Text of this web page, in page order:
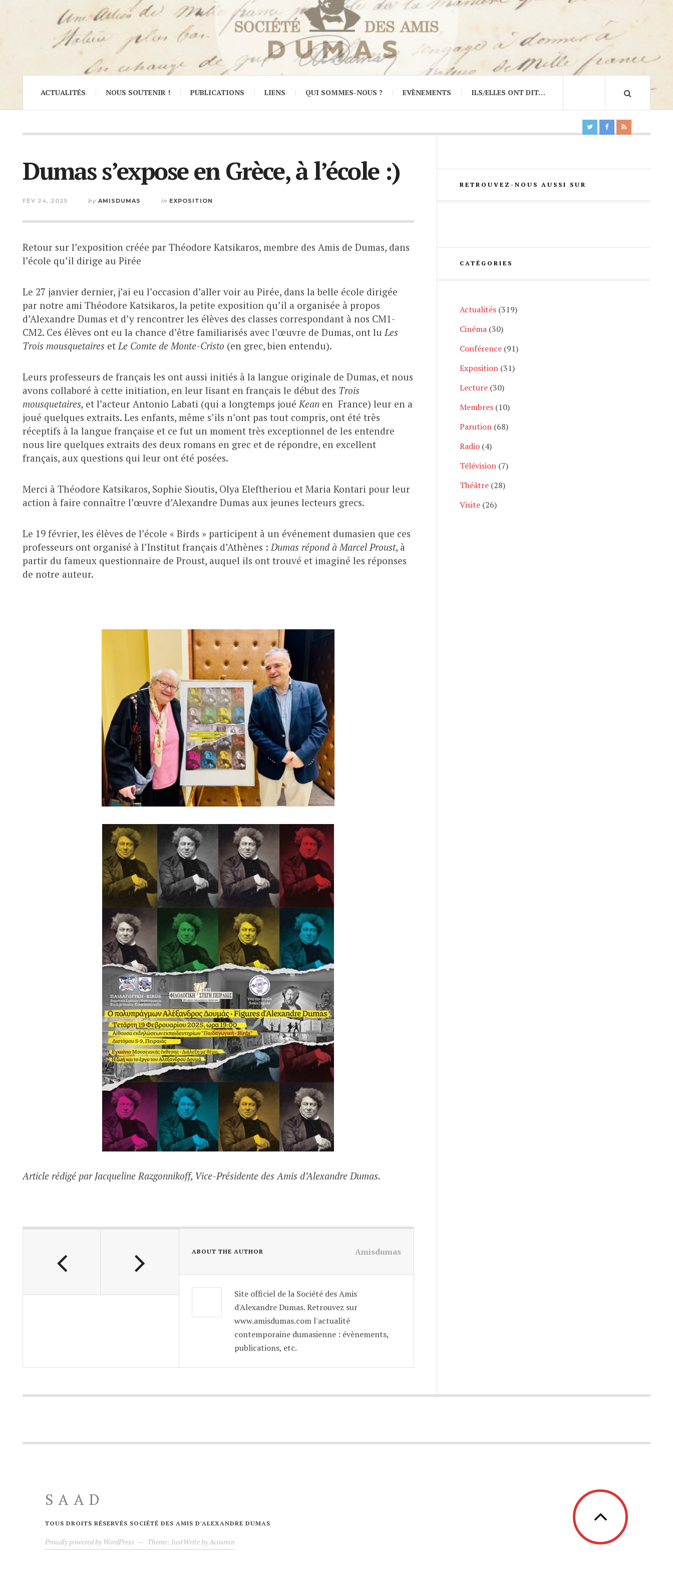
ACTUALITÉS NOUS SOUTENIR ! PUBLICATIONS LIENS QUI SOMMES-NOUS ? EVÈNEMENTS ILS/ELLES ONT DIT…
Dumas s’expose en Grèce, à l’école :)
FÉV 24, 2025 by AMISDUMAS in EXPOSITION
Retour sur l’exposition créée par Théodore Katsikaros, membre des Amis de Dumas, dans
l’école qu’il dirige au Pirée
Le 27 janvier dernier, j’ai eu l’occasion d’aller voir au Pirée, dans la belle école dirigée
par notre ami Théodore Katsikaros, la petite exposition qu’il a organisée à propos
d’Alexandre Dumas et d’y rencontrer les élèves des classes correspondant à nos CM1-
CM2. Ces élèves ont eu la chance d’être familiarisés avec l’œuvre de Dumas, ont luLes
Trois mousquetaires etLe Comte de Monte-Cristo (en grec, bien entendu).
Leurs professeurs de français les ont aussi initiés à la langue originale de Dumas, et nous
avons collaboré à cette initiation, en leur lisant en français le début des Trois
mousquetaires, et l’acteur Antonio Labati (qui a longtemps jouéKean en France) leur en a
joué quelques extraits. Les enfants, même s’ils n’ont pas tout compris, ont été très
réceptifs à la langue française et ce fut un moment très exceptionnel de les entendre
nous lire quelques extraits des deux romans en grec et de répondre, en excellent
français, aux questions qui leur ont été posées.
Merci à Théodore Katsikaros, Sophie Sioutis, Olya Eleftheriou et Maria Kontari pour leur
action à faire connaître l’œuvre d’Alexandre Dumas aux jeunes lecteurs grecs.
Le 19 février, les élèves de l’école « Birds » participent à un événement dumasien que ces
professeurs ont organisé à l’Institut français d’Athènes :Dumas répond à Marcel Proust, à
partir du fameux questionnaire de Proust, auquel ils ont trouvé et imaginé les réponses
de notre auteur.
Article rédigé par Jacqueline Razgonnikoff, Vice-Présidente des Amis d’Alexandre Dumas.
ABOUT THE AUTHOR Amisdumas
Site officiel de la Société des Amis
d'Alexandre Dumas. Retrouvez sur
www.amisdumas.com l'actualité
contemporaine dumasienne : évènements,
publications, etc.
RETROUVEZ-NOUS AUSSI SUR
CATÉGORIES
Actualités(319)
Cinéma(30)
Conférence(91)
Exposition(31)
Lecture(30)
Membres(10)
Parution(68)
Radio(4)
Télévision(7)
Théâtre(28)
Visite(26)
SAAD
TOUS DROITS RÉSERVÉS SOCIÉTÉ DES AMIS D'ALEXANDRE DUMAS
Proudly powered by WordPress — Theme: JustWrite byAcosmin